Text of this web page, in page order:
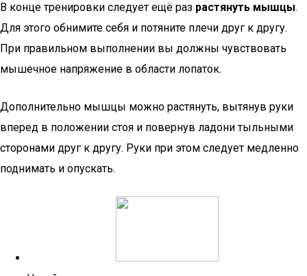
В конце тренировки следует ещё раз растянуть мышцы.
Для этого обнимите себя и потяните плечи друг к другу.
При правильном выполнении вы должны чувствовать
мышечное напряжение в области лопаток.
Дополнительно мышцы можно растянуть, вытянув руки
вперед в положении стоя и повернув ладони тыльными
сторонами друг к другу. Руки при этом следует медленно
поднимать и опускать.